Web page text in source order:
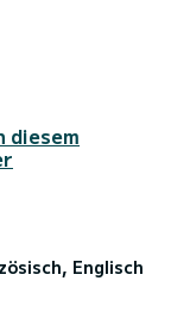
diesem
Englisch